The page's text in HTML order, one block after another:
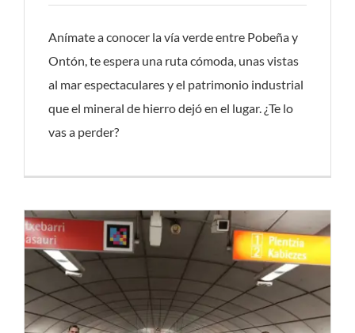
Anímate a conocer la vía verde entre Pobeña y
Ontón, te espera una ruta cómoda, unas vistas
al mar espectaculares y el patrimonio industrial
que el mineral de hierro dejó en el lugar. ¿Te lo
vas a perder?